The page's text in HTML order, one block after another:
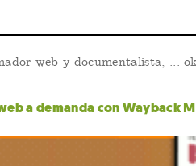
web y documentalista, ...
a demanda con Wayback